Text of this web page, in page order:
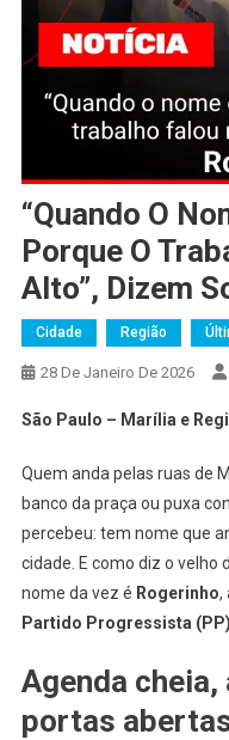
“Quando O
Porque O
Alto”, Dizem
Cidade Região
28 De Janeiro De 2026
São Paulo – Marília e
Quem anda pelas ruas de
banco da praça ou puxa
percebeu: tem nome que
cidade. E como diz o velho
nome da vez é Rogerinho,
Partido Progressista (PP)
Agenda
portas